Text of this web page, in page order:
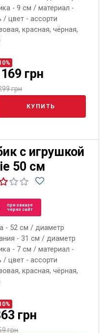
- 9 см / материал -
/ цвет - ассорти
красная, чёрная,
грн
грн
КУПИТЬ
с игрушкой
50 см
при заказе
через сайт
- 52 см / диаметр
- 31 см / диаметр
- 7 см / материал -
/ цвет - ассорти
красная, чёрная,
грн
грн